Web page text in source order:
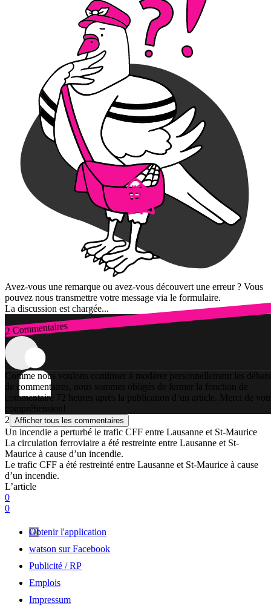
Avez-vous une remarque ou avez-vous découvert une erreur ? Vous
pouvez nous transmettre votre message via le formulaire.
La discussion est chargée...
2 Commentaires
Connexion
Comme nous voulons continuer à modérer personnellement les débats
de commentaires, nous sommes obligés de fermer la fonction de
commentaire 72 heures après la publication d’un article. Merci de
compréhension!
2 Afficher tous les commentaires
Un incendie a perturbé le trafic CFF entre Lausanne et St-Maurice
La circulation ferroviaire a été restreinte entre Lausanne et St-
Maurice à cause d’un incendie.
Le trafic CFF a été restreinté entre Lausanne et St-Maurice à cause
d’un incendie.
L’article
0
0
Obtenir l'application
watson sur Facebook
Publicité / RP
Emplois
Impressum